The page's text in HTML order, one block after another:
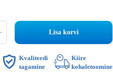
Lisa korvi
Kvaliteedi
tagamine
Kiire
kohaletoomine